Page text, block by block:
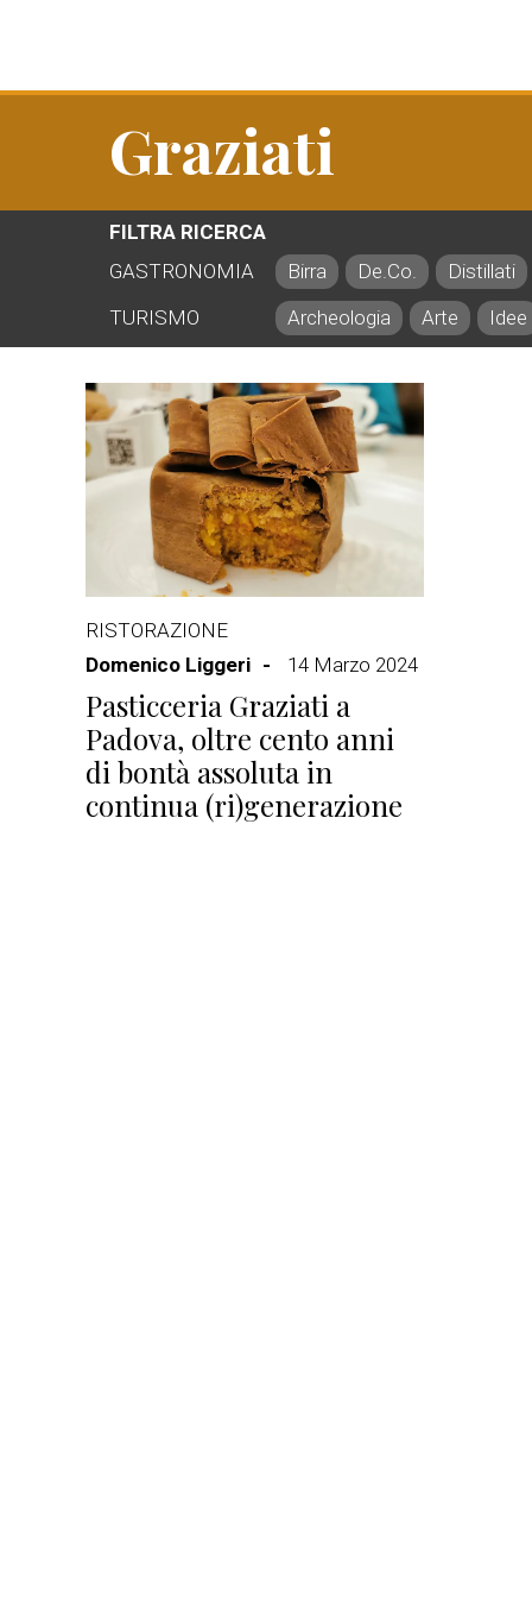
Graziati
FILTRA RICERCA
GASTRONOMIA
Birra De.Co.
Distillati
TURISMO
Archeologia Arte Idee
RISTORAZIONE
Domenico Liggeri
14 Marzo 2024
Pasticceria Graziati a
Padova, oltre cento anni
di bontà assoluta in
continua (ri)generazione